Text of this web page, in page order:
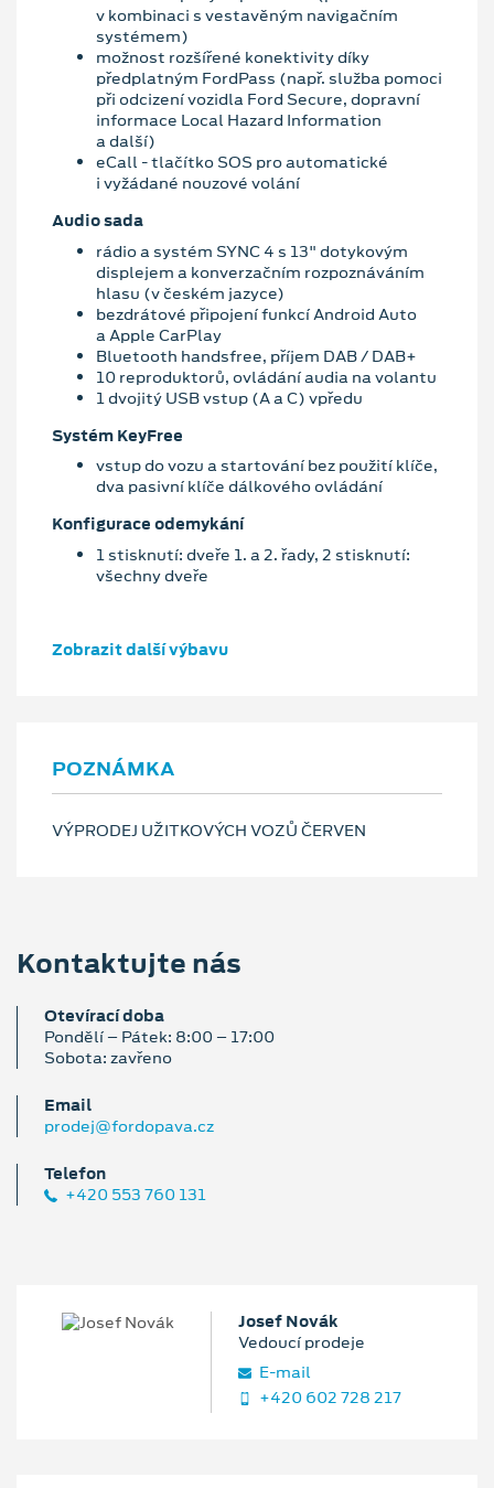
v kombinaci s vestavěným navigačním
systémem)
možnost rozšířené konektivity díky
předplatným FordPass (např. služba pomoci
při odcizení vozidla Ford Secure, dopravní
informace Local Hazard Information
a další)
eCall - tlačítko SOS pro automatické
i vyžádané nouzové volání
Audio sada
rádio a systém SYNC 4 s 13" dotykovým
displejem a konverzačním rozpoznáváním
hlasu (v českém jazyce)
bezdrátové připojení funkcí Android Auto
a Apple CarPlay
Bluetooth handsfree, příjem DAB / DAB+
10 reproduktorů, ovládání audia na volantu
1 dvojitý USB vstup (A a C) vpředu
Systém KeyFree
vstup do vozu a startování bez použití klíče,
dva pasivní klíče dálkového ovládání
Konfigurace odemykání
1 stisknutí: dveře 1. a 2. řady, 2 stisknutí:
všechny dveře
Zobrazit další výbavu
POZNÁMKA
VÝPRODEJ UŽITKOVÝCH VOZŮ ČERVEN
Kontaktujte nás
Otevírací doba
Pondělí – Pátek: 8:00 – 17:00
Sobota: zavřeno
Email
prodej@fordopava.cz
Telefon
+420 553 760 131
Josef Novák
Vedoucí prodeje
E‑mail
+420 602 728 217